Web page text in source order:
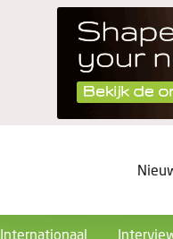
Internationaal